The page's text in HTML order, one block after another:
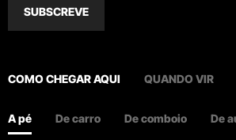
SUBSCREVE
COMO CHEGAR AQUI QUANDO VIR
A pé De carro De comboio De